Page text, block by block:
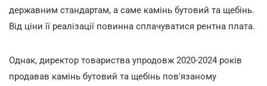
державним стандартам, а саме камінь бутовий та щебінь.
Від ціни її реалізації повинна сплачуватися рентна плата.
Однак, директор товариства упродовж 2020-2024 років
продавав камінь бутовий та щебінь пов'язаному